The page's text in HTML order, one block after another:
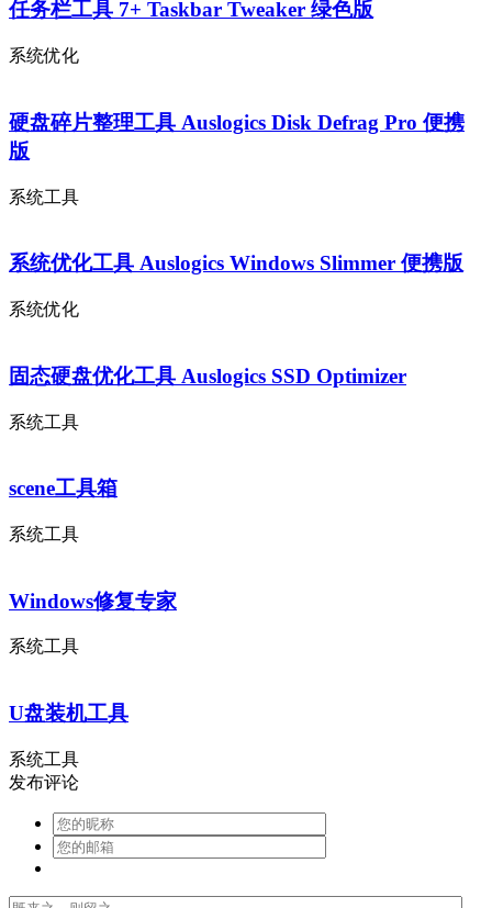
任务栏工具 7+ Taskbar Tweaker 绿色版
系统优化
硬盘碎片整理工具 Auslogics Disk Defrag Pro 便携
版
系统工具
系统优化工具 Auslogics Windows Slimmer 便携版
系统优化
固态硬盘优化工具 Auslogics SSD Optimizer
系统工具
scene工具箱
系统工具
Windows修复专家
系统工具
U盘装机工具
系统工具
发布评论